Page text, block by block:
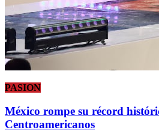
PASION
México rompe su récord
Centroamericanos